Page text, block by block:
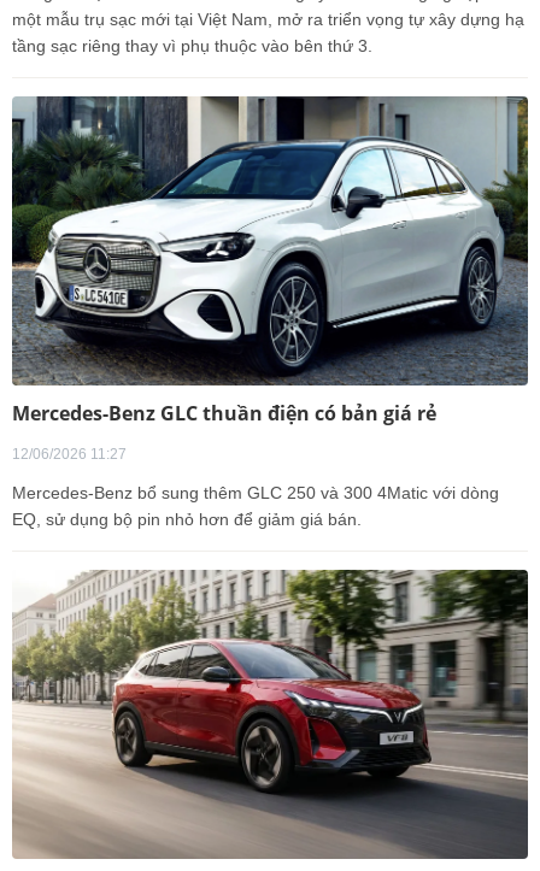
một mẫu trụ sạc mới tại Việt Nam, mở ra triển vọng tự xây dựng hạ
tầng sạc riêng thay vì phụ thuộc vào bên thứ 3.
Mercedes-Benz GLC thuần điện có bản giá rẻ
12/06/2026 11:27
Mercedes-Benz bổ sung thêm GLC 250 và 300 4Matic với dòng
EQ, sử dụng bộ pin nhỏ hơn để giảm giá bán.